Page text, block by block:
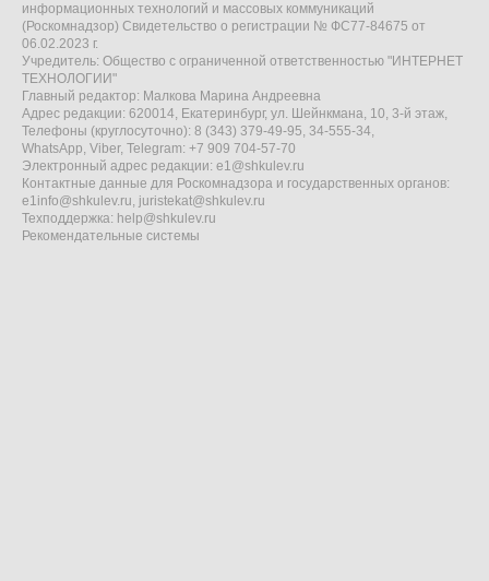
информационных технологий и массовых коммуникаций
(Роскомнадзор) Свидетельство о регистрации № ФС77-84675 от
06.02.2023 г.
Учредитель: Общество с ограниченной ответственностью "ИНТЕРНЕТ
ТЕХНОЛОГИИ"
Главный редактор: Малкова Марина Андреевна
Адрес редакции: 620014, Екатеринбург, ул. Шейнкмана, 10, 3-й этаж,
Телефоны (круглосуточно): 8 (343) 379-49-95, 34-555-34,
WhatsApp, Viber, Telegram: +7 909 704-57-70
Электронный адрес редакции: e1@shkulev.ru
Контактные данные для Роскомнадзора и государственных органов:
e1info@shkulev.ru, juristekat@shkulev.ru
Техподдержка: help@shkulev.ru
Рекомендательные системы